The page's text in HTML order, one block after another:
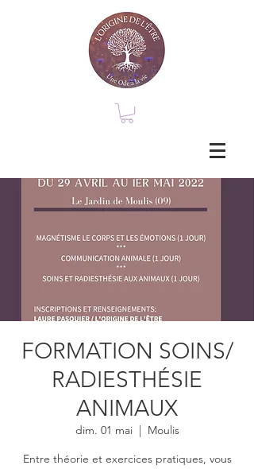
FORMATION SOINS/
RADIESTHÉSIE
ANIMAUX
dim. 01 mai
  |
Moulis
Entre théorie et exercices pratiques, vous